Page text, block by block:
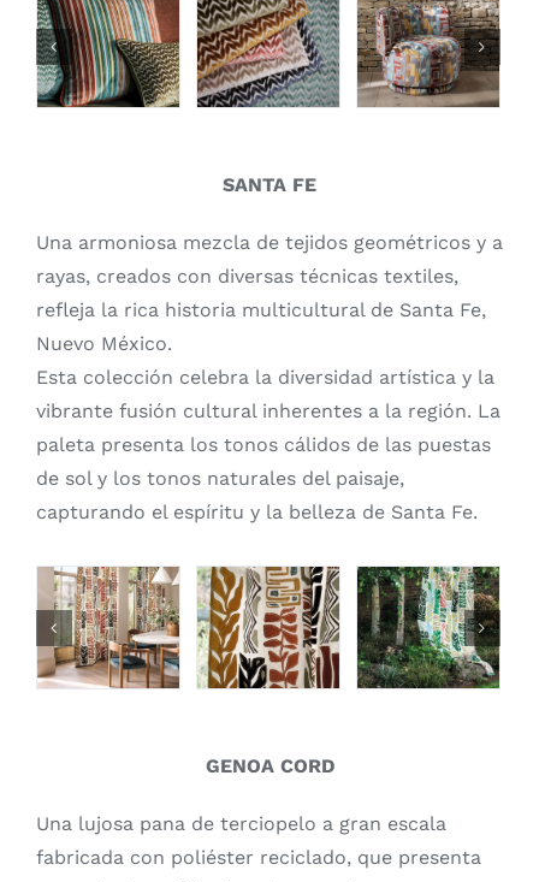
SANTA FE
Una armoniosa mezcla de tejidos geométricos y a
rayas, creados con diversas técnicas textiles,
refleja la rica historia multicultural de Santa Fe,
Nuevo México.
Esta colección celebra la diversidad artística y la
vibrante fusión cultural inherentes a la región. La
paleta presenta los tonos cálidos de las puestas
de sol y los tonos naturales del paisaje,
capturando el espíritu y la belleza de Santa Fe.
GENOA CORD
Una lujosa pana de terciopelo a gran escala
fabricada con poliéster reciclado, que presenta